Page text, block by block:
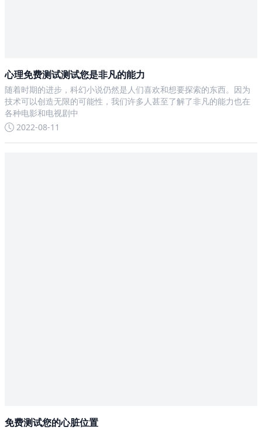
心理免费测试测试您是非凡的能力
随着时期的进步，科幻小说仍然是人们喜欢和想要探索的东西。因为
技术可以创造无限的可能性，我们许多人甚至了解了非凡的能力也在
各种电影和电视剧中
2022-08-11
免费测试您的心脏位置